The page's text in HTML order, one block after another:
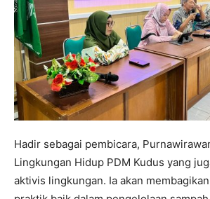
Hadir sebagai pembicara,
Lingkungan Hidup PDM Kudus yang
aktivis lingkungan. Ia akan